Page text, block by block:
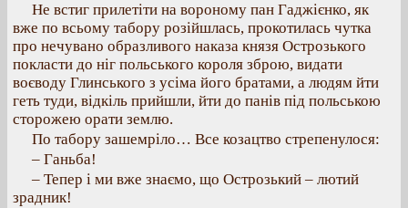
Не встиг прилетіти на вороному пан Гаджієнко, як
вже по всьому табору розійшлась, прокотилась чутка
про нечувано образливого наказа князя Острозького
покласти до ніг польського короля зброю, видати
воєводу Глинського з усіма його братами, а людям йти
геть туди, відкіль прийшли, йти до панів під польською
сторожею орати землю.
По табору зашемріло… Все козацтво стрепенулося:
– Ганьба!
– Тепер і ми вже знаємо, що Острозький – лютий
зрадник!